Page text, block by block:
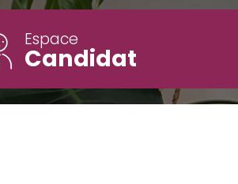
Espace
Candidat